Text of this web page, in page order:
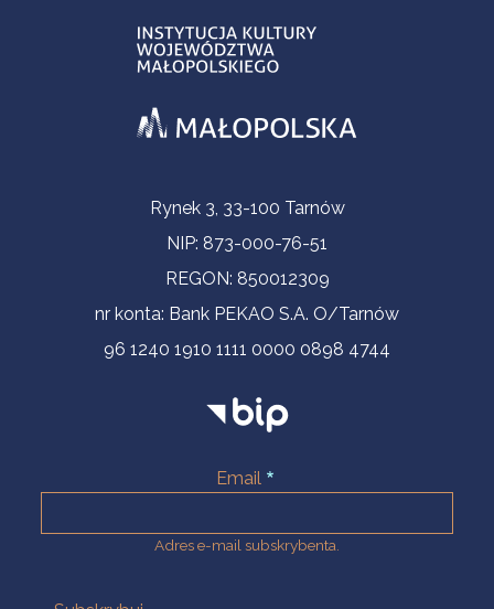
Informacje kontaktoweRynek 3, 33-100 Tarnów
NIP: 873-000-76-51
REGON: 850012309
nr konta: Bank PEKAO S.A. O/Tarnów
96 1240 1910 1111 0000 0898 4744
Email
Adres e-mail subskrybenta.